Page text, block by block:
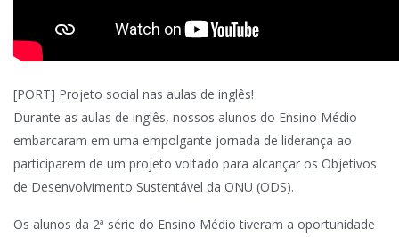
[PORT] Projeto social nas aulas de inglês!
Durante as aulas de inglês, nossos alunos do Ensino Médio
embarcaram em uma empolgante jornada de liderança ao
participarem de um projeto voltado para alcançar os Objetivos
de Desenvolvimento Sustentável da ONU (ODS).
Os alunos da 2ª série do Ensino Médio tiveram a oportunidade